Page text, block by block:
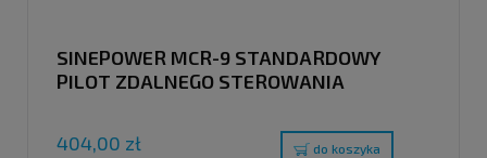
SINEPOWER MCR-9 STANDARDOWY
PILOT ZDALNEGO STEROWANIA
404,00 zł do koszyka